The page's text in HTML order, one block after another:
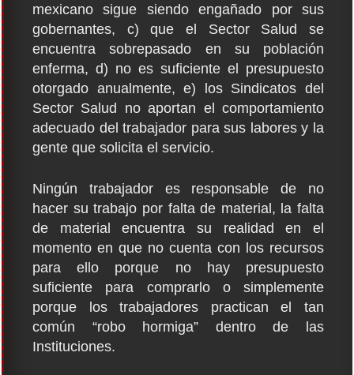
mexicano sigue siendo engañado por sus
gobernantes, c) que el Sector Salud se
encuentra sobrepasado en su población
enferma, d) no es suficiente el presupuesto
otorgado anualmente, e) los Sindicatos del
Sector Salud no aportan el comportamiento
adecuado del trabajador para sus labores y la
gente que solicita el servicio.
Ningún trabajador es responsable de no
hacer su trabajo por falta de material, la falta
de material encuentra su realidad en el
momento en que no cuenta con los recursos
para ello porque no hay presupuesto
suficiente para comprarlo o simplemente
porque los trabajadores practican el tan
común “robo hormiga” dentro de las
Instituciones.